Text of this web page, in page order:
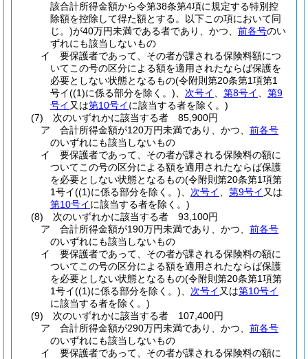
該合計所得金額から令第38条第4項に規定する特別控
除額を控除して得た額とする。以下この項において同
じ。)が40万円未満である者であり、かつ、 前各号のい
ずれにも該当しないもの
イ
要保護者であって、その者が課される保険料額につ
いてこの号の区分による額を適用されたならば保護を
必要としない状態となるもの(令附則第20条第1項第1
号イ((1)に係る部分を除く。) 次号イ 第8号イ
第9
号イ 又は第10号イに該当する者を除く。)
(7)
次のいずれかに該当する者 85,900円
ア
合計所得金額が120万円未満であり、かつ、 前各号
のいずれにも該当しないもの
イ
要保護者であって、その者が課される保険料の額に
ついてこの号の区分による額を適用されたならば保護
を必要としない状態となるもの(令附則第20条第1項第
1号イ((1)に係る部分を除く。) 次号イ 第9号イ 又は
第10号イに該当する者を除く。)
(8)
次のいずれかに該当する者 93,100円
ア
合計所得金額が190万円未満であり、かつ、 前各号
のいずれにも該当しないもの
イ
要保護者であって、その者が課される保険料の額に
ついてこの号の区分による額を適用されたならば保護
を必要としない状態となるもの(令附則第20条第1項第
1号イ((1)に係る部分を除く。) 次号イ 又は第10号イ
に該当する者を除く。)
(9)
次のいずれかに該当する者 107,400円
ア
合計所得金額が290万円未満であり、かつ、 前各号
のいずれにも該当しないもの
イ
要保護者であって、その者が課される保険料の額に